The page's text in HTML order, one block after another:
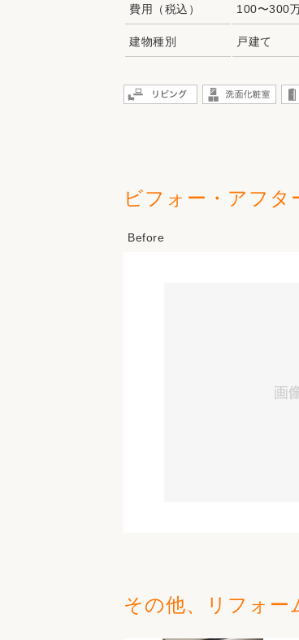
中古物件探しから性能向上リ
費用（税込） 100〜300
建物種別 戸建て
ビフォー・アフタ
その他、リフォー